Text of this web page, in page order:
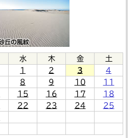
水 木 金
土
1
2 3
4
8 9 10
11
15 16 17
18
22 23 24
25